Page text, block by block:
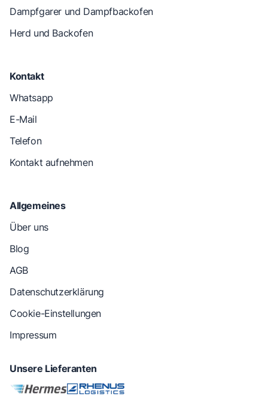
Dampfgarer und Dampfbackofen
Herd und Backofen
Kontakt
Whatsapp
E-Mail
Telefon
Kontakt aufnehmen
Allgemeines
Über uns
Blog
AGB
Datenschutzerklärung
Cookie-Einstellungen
Impressum
Unsere Lieferanten